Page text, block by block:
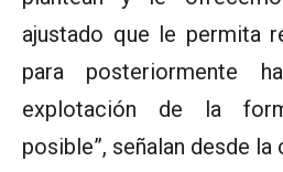
ajustado que le permita
para posteriormente
explotación de la
posible”, señalan desde la